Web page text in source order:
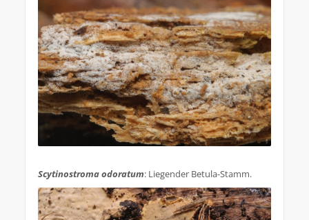
Scytinostroma odoratum: Liegender Betula-Stamm.